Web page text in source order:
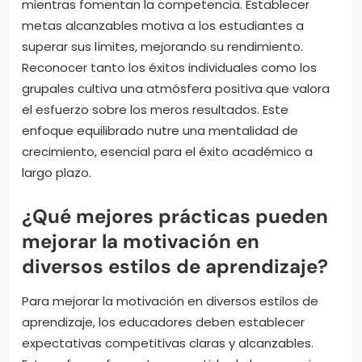
mientras fomentan la competencia. Establecer
metas alcanzables motiva a los estudiantes a
superar sus límites, mejorando su rendimiento.
Reconocer tanto los éxitos individuales como los
grupales cultiva una atmósfera positiva que valora
el esfuerzo sobre los meros resultados. Este
enfoque equilibrado nutre una mentalidad de
crecimiento, esencial para el éxito académico a
largo plazo.
¿Qué mejores prácticas pueden
mejorar la motivación en
diversos estilos de aprendizaje?
Para mejorar la motivación en diversos estilos de
aprendizaje, los educadores deben establecer
expectativas competitivas claras y alcanzables.